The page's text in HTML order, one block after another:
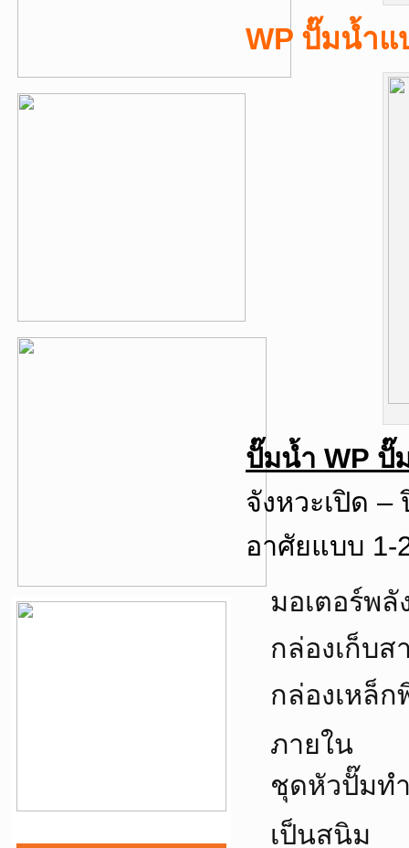
WP ปั๊มน้ำ
ปั๊มน้ำ WP ปั๊
จังหวะเปิด
อาศัยแบบ
มอเตอร์พ
กล่องเก็บ
กล่องเหล็
ภายใน
ชุดหัวปั๊มท
เป็นสนิม